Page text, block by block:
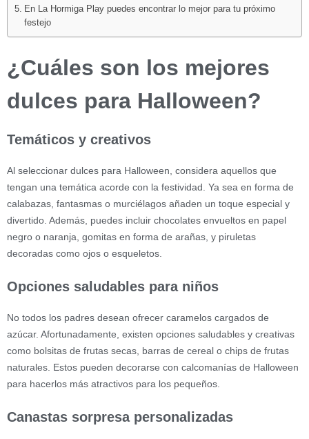
En La Hormiga Play puedes encontrar lo mejor para tu próximo
festejo
¿Cuáles son los mejores
dulces para Halloween?
Temáticos y creativos
Al seleccionar dulces para Halloween, considera aquellos que
tengan una temática acorde con la festividad. Ya sea en forma de
calabazas, fantasmas o murciélagos añaden un toque especial y
divertido. Además, puedes incluir chocolates envueltos en papel
negro o naranja, gomitas en forma de arañas, y piruletas
decoradas como ojos o esqueletos.
Opciones saludables para niños
No todos los padres desean ofrecer caramelos cargados de
azúcar. Afortunadamente, existen opciones saludables y creativas
como bolsitas de frutas secas, barras de cereal o chips de frutas
naturales. Estos pueden decorarse con calcomanías de Halloween
para hacerlos más atractivos para los pequeños.
Canastas sorpresa personalizadas